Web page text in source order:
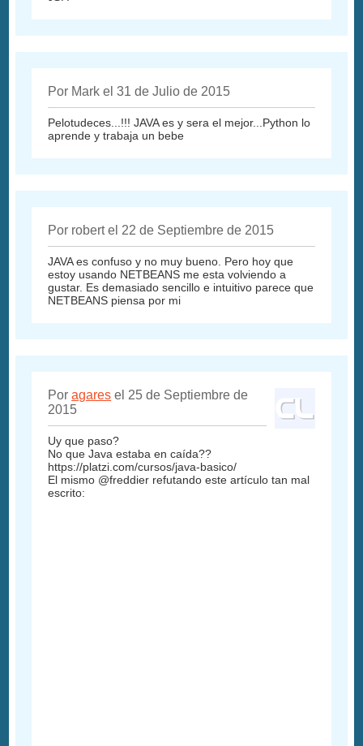
Por Mark el 31 de Julio de 2015
Pelotudeces...!!! JAVA es y sera el mejor...Python lo
aprende y trabaja un bebe
Por robert el 22 de Septiembre de 2015
JAVA es confuso y no muy bueno. Pero hoy que
estoy usando NETBEANS me esta volviendo a
gustar. Es demasiado sencillo e intuitivo parece que
NETBEANS piensa por mi
Poragares el 25 de Septiembre de
2015
Uy que paso?
No que Java estaba en caída??
https://platzi.com/cursos/java-basico/
El mismo @freddier refutando este artículo tan mal
escrito: